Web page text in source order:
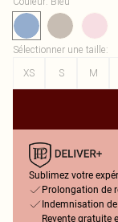
Sélectionner une taille:
XS
S M
Sublimez votre
Prolongation de
Indemnisation
Revente gratuite